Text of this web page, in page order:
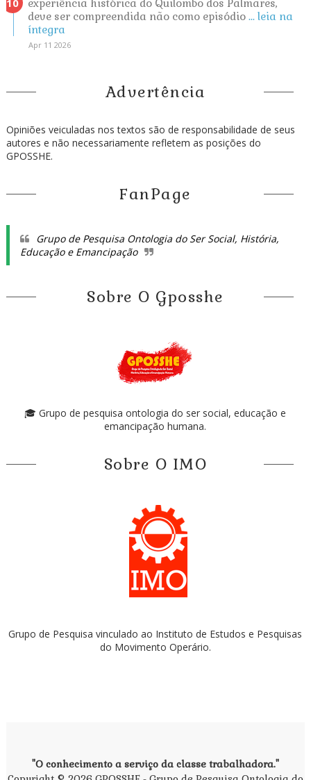
experiência histórica do Quilombo dos Palmares,
deve ser compreendida não como episódio ... leia na
íntegra
Apr 11 2026
Advertência
Opiniões veiculadas nos textos são de responsabilidade de seus
autores e não necessariamente refletem as posições do
GPOSSHE.
FanPage
Grupo de Pesquisa Ontologia do Ser Social, História,
Educação e Emancipação
Sobre O Gposshe
🎓 Grupo de pesquisa ontologia do ser social, educação e
emancipação humana.
Sobre O IMO
Grupo de Pesquisa vinculado ao Instituto de Estudos e Pesquisas
do Movimento Operário.
"O conhecimento a serviço da classe trabalhadora."